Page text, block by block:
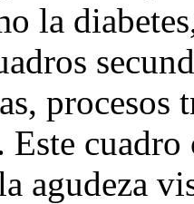
la
procesos
Este
agudeza